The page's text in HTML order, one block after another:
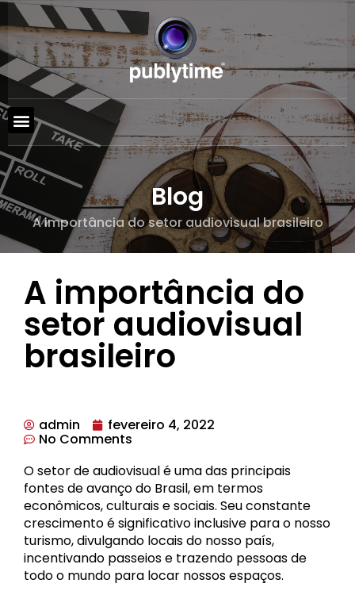
Blog
A importância do setor audiovisual brasileiro
A importância do
setor audiovisual
brasileiro
admin fevereiro 4, 2022
No Comments
O setor de audiovisual é uma das principais
fontes de avanço do Brasil, em termos
econômicos, culturais e sociais. Seu constante
crescimento é significativo inclusive para o nosso
turismo, divulgando locais do nosso país,
incentivando passeios e trazendo pessoas de
todo o mundo para locar nossos espaços.